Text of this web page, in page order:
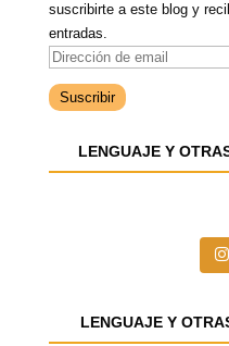
suscribirte a este blog y
entradas.
D
r
c
LENGUAJE Y
LENGUAJE Y